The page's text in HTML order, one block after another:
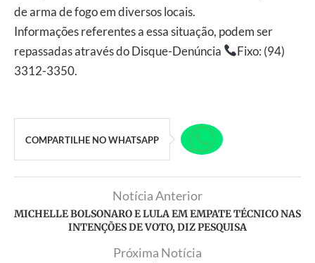
de arma de fogo em diversos locais.
Informações referentes a essa situação, podem ser
repassadas através do Disque-Denúncia
Fixo: (94)
3312-3350.
COMPARTILHE NO WHATSAPP
Notícia Anterior
MICHELLE BOLSONARO E LULA EM EMPATE TÉCNICO NAS
INTENÇÕES DE VOTO, DIZ PESQUISA
Próxima Notícia